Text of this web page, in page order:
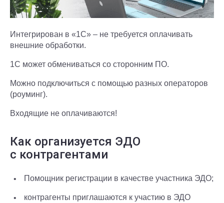
Интегрирован в «1С» – не требуется оплачивать
внешние обработки.
1С может обмениваться со сторонним ПО.
Можно подключиться с помощью разных операторов
(роуминг).
Входящие не оплачиваются!
Как организуется ЭДО
с контрагентами
Помощник регистрации в качестве участника ЭДО;
контрагенты приглашаются к участию в ЭДО